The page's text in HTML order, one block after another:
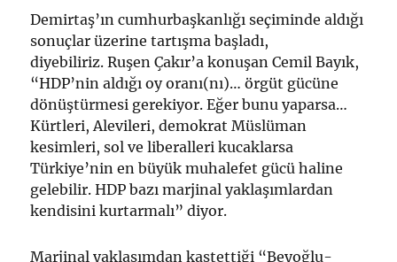
Demirtaş’ın cumhurbaşkanlığı seçiminde aldığı
sonuçlar üzerine tartışma başladı,
diyebiliriz. Ruşen Çakır’a konuşan Cemil Bayık,
“HDP’nin aldığı oy oranı(nı)… örgüt gücüne
dönüştürmesi gerekiyor. Eğer bunu yaparsa…
Kürtleri, Alevileri, demokrat Müslüman
kesimleri, sol ve liberalleri kucaklarsa
Türkiye’nin en büyük muhalefet gücü haline
gelebilir. HDP bazı marjinal yaklaşımlardan
kendisini kurtarmalı” diyor.
Marjinal yaklaşımdan kastettiği “Beyoğlu-